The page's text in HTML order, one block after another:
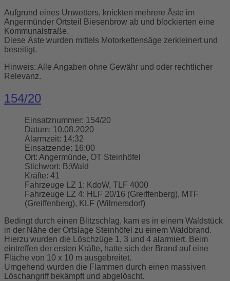
Aufgrund eines Unwetters, knickten mehrere Äste im
Angermünder Ortsteil Biesenbrow ab und blockierten eine
Kommunalstraße.
Diese Äste wurden mittels Motorkettensäge zerkleinert und
beseitigt.
Hinweis: Alle Angaben ohne Gewähr und oder rechtlicher
Relevanz.
154/20
Einsatznummer: 154/20
Datum: 10.08.2020
Alarmzeit: 14:32
Einsatzende: 16:00
Ort: Angermünde, OT Steinhöfel
Stichwort: B:Wald
Kräfte: 41
Fahrzeuge LZ 1: KdoW, TLF 4000
Fahrzeuge LZ 4: HLF 20/16 (Greiffenberg), MTF
(Greiffenberg), KLF (Wilmersdorf)
Bedingt durch einen Blitzschlag, kam es in einem Waldstück
in der Nähe der Ortslage Steinhöfel zu einem Waldbrand.
Hierzu wurden die Löschzüge 1, 3 und 4 alarmiert. Beim
eintreffen der ersten Kräfte, hatte sich der Brand auf eine
Fläche von 10 x 10 m ausgebreitet.
Umgehend wurden die Flammen durch einen massiven
Löschangriff bekämpft und abgelöscht.